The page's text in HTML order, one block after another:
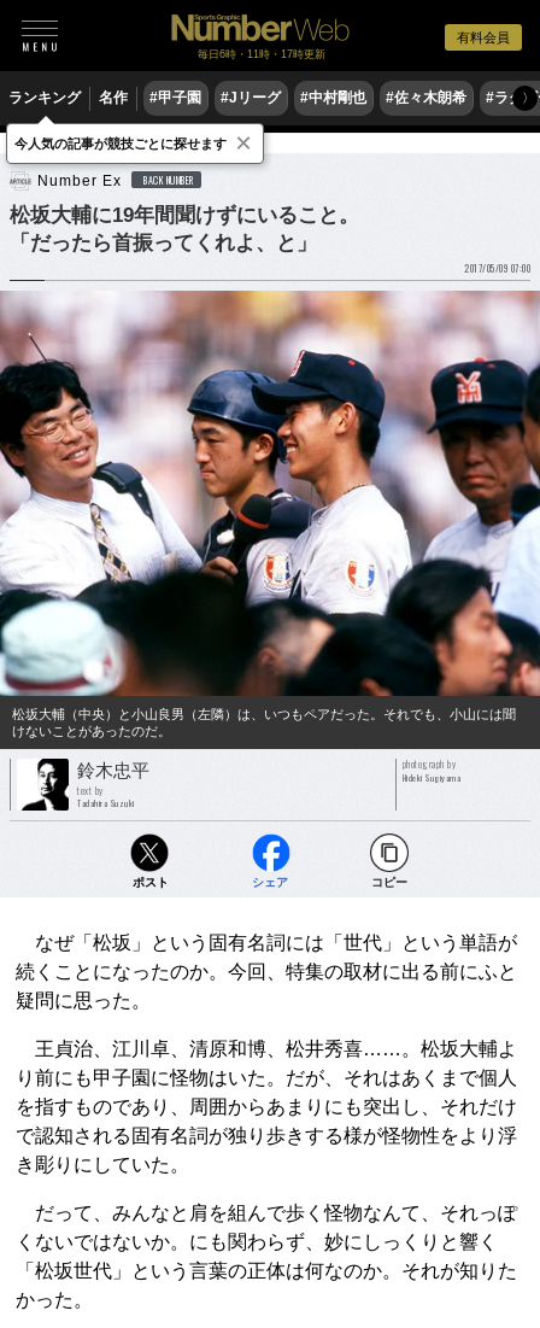
有料会員
毎日6時・11時・17時更新
ランキング 名作 #甲子園 #Jリーグ #中村剛也 #佐々木朗希 #ラグ〉
野球 プロ野球
Number Ex BACK NUMBER
松坂大輔に19年間聞けずにいること。
「だったら首振ってくれよ、と」
2017/05/09 07:00
松坂大輔（中央）と小山良男（左隣）は、いつもペアだった。それでも、小山には聞
けないことがあったのだ。
鈴木忠平
text by
Tadahira Suzuki
photograph by
Hideki Sugiyama
ポスト シェア コピー
なぜ「松坂」という固有名詞には「世代」という単語が
続くことになったのか。今回、特集の取材に出る前にふと
疑問に思った。
王貞治、江川卓、清原和博、松井秀喜……。松坂大輔よ
り前にも甲子園に怪物はいた。だが、それはあくまで個人
を指すものであり、周囲からあまりにも突出し、それだけ
で認知される固有名詞が独り歩きする様が怪物性をより浮
き彫りにしていた。
だって、みんなと肩を組んで歩く怪物なんて、それっぽ
くないではないか。にも関わらず、妙にしっくりと響く
「松坂世代」という言葉の正体は何なのか。それが知りた
かった。
今人気の記事が競技ごとに探せます ×